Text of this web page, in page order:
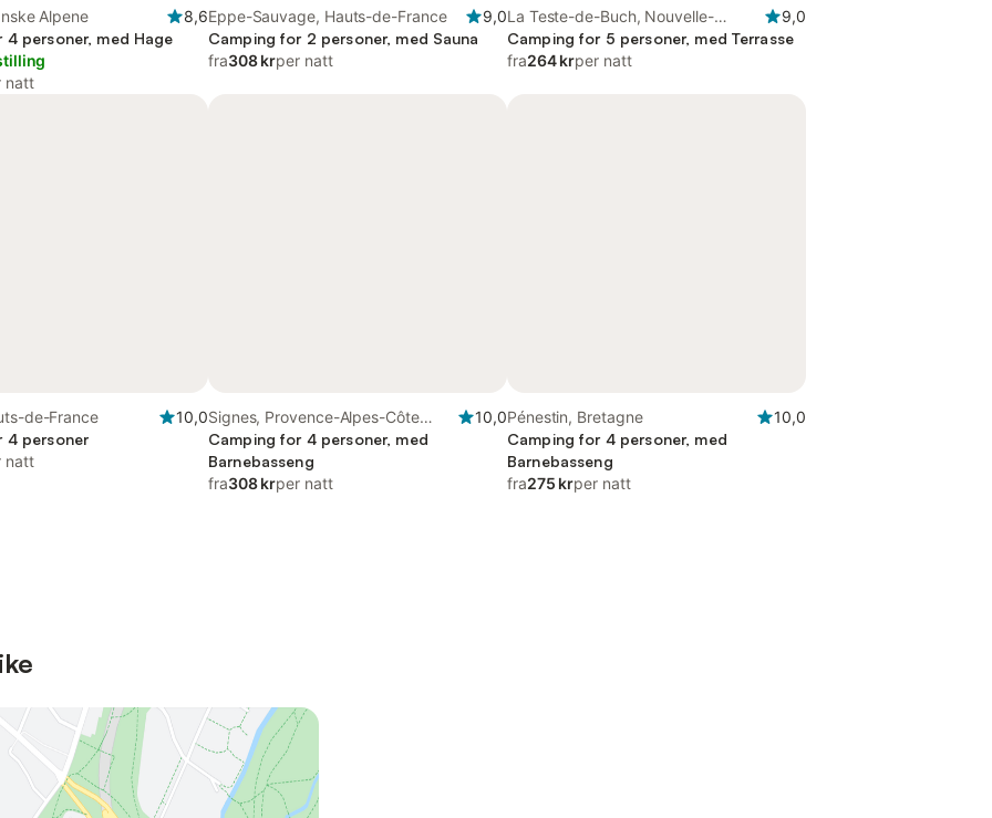
Alpene
8,6
4 personer, med Hage
natt
Eppe-Sauvage, Hauts-de-France
9,0
Camping for 2 personer, med Sauna
fra308 krper natt
La Teste-de-Buch, Nouvelle-
Aquitaine
9,0
Camping for 5 personer, med Terrasse
fra264 krper natt
de-France
10,0
4 personer
natt
Signes, Provence-Alpes-Côte
d'Azur
10,0
Camping for 4 personer, med
Barnebasseng
fra308 krper natt
Pénestin, Bretagne
10,0
Camping for 4 personer, med
Barnebasseng
fra275 krper natt